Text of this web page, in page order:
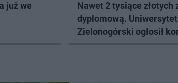
już we
Nawet 2 tysiące złotych
dyplomową. Uniwersytet
Zielonogórski ogłosił